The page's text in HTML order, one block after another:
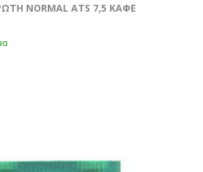
NORMAL ATS 7,5 KAΦΕ